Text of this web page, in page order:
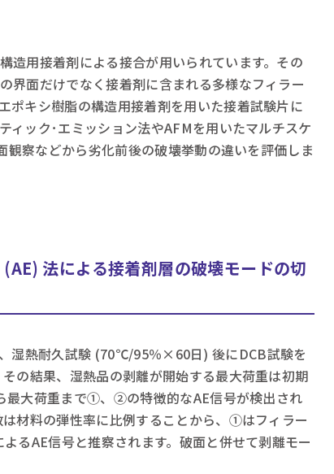
造用接着剤による接合が用いられています。その
界面だけでなく接着剤に含まれる多様なフィラー
ポキシ樹脂の構造用接着剤を用いた接着試験片に
ィック･エミッション法やAFMを用いたマルチスケ
察などから劣化前後の破壊挙動の違いを評価しま
法による接着剤層の破壊モードの切
湿熱耐久試験 (70℃/95％×60日) 後にDCB試験を
の結果、湿熱品の剥離が開始する最大荷重は初期
最大荷重まで①、②の特徴的なAE信号が検出され
材料の弾性率に比例することから、①はフィラー
るAE信号と推察されます。破面と併せて剥離モー